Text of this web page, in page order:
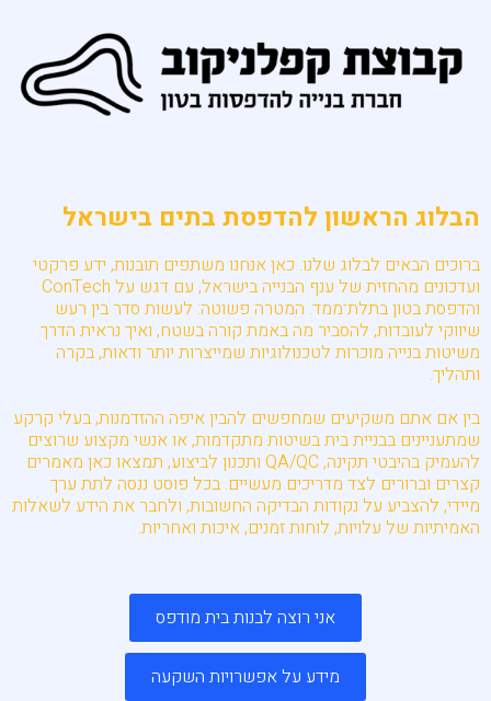
הבלוג הראשון להדפסת בתים בישראל
ברוכים הבאים לבלוג שלנו. כאן אנחנו משתפים תובנות, ידע פרקטי
ועדכונים מהחזית של ענף הבנייה בישראל, עם דגש על ConTech
והדפסת בטון בתלת־ממד. המטרה פשוטה: לעשות סדר בין רעש
שיווקי לעובדות, להסביר מה באמת קורה בשטח, ואיך נראית הדרך
משיטות בנייה מוכרות לטכנולוגיות שמייצרות יותר ודאות, בקרה
ותהליך.
בין אם אתם משקיעים שמחפשים להבין איפה ההזדמנות, בעלי קרקע
שמתעניינים בבניית בית בשיטות מתקדמות, או אנשי מקצוע שרוצים
להעמיק בהיבטי תקינה, QA/QC ותכנון לביצוע, תמצאו כאן מאמרים
קצרים וברורים לצד מדריכים מעשיים. בכל פוסט ננסה לתת ערך
מיידי, להצביע על נקודות הבדיקה החשובות, ולחבר את הידע לשאלות
האמיתיות של עלויות, לוחות זמנים, איכות ואחריות.
אני רוצה לבנות בית מודפס
מידע על אפשרויות השקעה